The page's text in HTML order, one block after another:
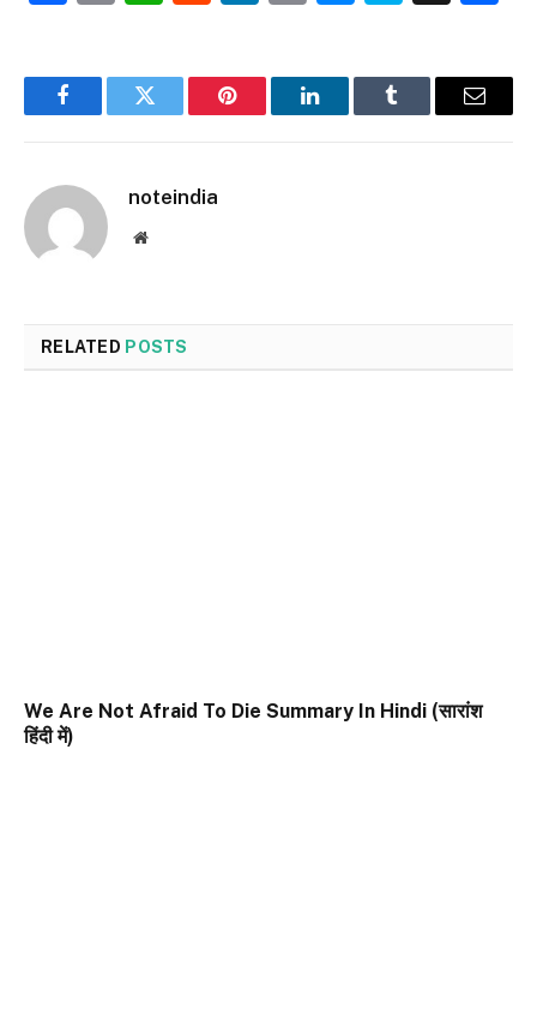
FacebookTwitter Pinterest LinkedInTumblr Email
noteindia
Website
RELATED POSTS
We Are Not Afraid To Die Summary In Hindi (सारांश
हिंदी में)